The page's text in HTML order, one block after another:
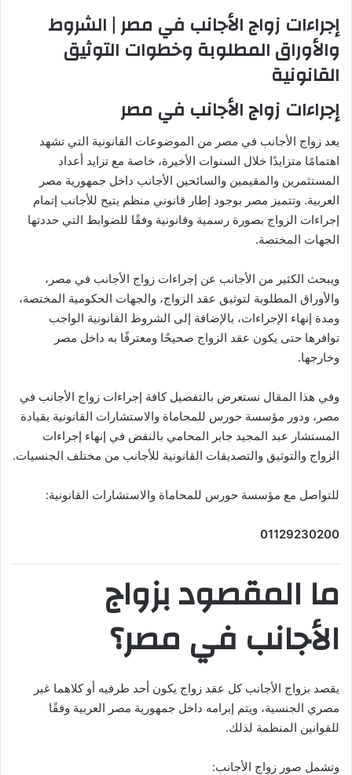
إجراءات زواج الأجانب في مصر | الشروط
والأوراق المطلوبة وخطوات التوثيق
القانونية
إجراءات زواج الأجانب في مصر
يعد زواج الأجانب في مصر من الموضوعات القانونية التي تشهد
اهتمامًا متزايدًا خلال السنوات الأخيرة، خاصة مع تزايد أعداد
المستثمرين والمقيمين والسائحين الأجانب داخل جمهورية مصر
العربية. وتتميز مصر بوجود إطار قانوني منظم يتيح للأجانب إتمام
إجراءات الزواج بصورة رسمية وقانونية وفقًا للضوابط التي حددتها
الجهات المختصة.
ويبحث الكثير من الأجانب عن إجراءات زواج الأجانب في مصر،
والأوراق المطلوبة لتوثيق عقد الزواج، والجهات الحكومية المختصة،
ومدة إنهاء الإجراءات، بالإضافة إلى الشروط القانونية الواجب
توافرها حتى يكون عقد الزواج صحيحًا ومعترفًا به داخل مصر
وخارجها.
وفي هذا المقال نستعرض بالتفصيل كافة إجراءات زواج الأجانب في
مصر، ودور مؤسسة حورس للمحاماة والاستشارات القانونية بقيادة
المستشار عبد المجيد جابر المحامي بالنقض في إنهاء إجراءات
الزواج والتوثيق والتصديقات القانونية للأجانب من مختلف الجنسيات.
للتواصل مع مؤسسة حورس للمحاماة والاستشارات القانونية:
01129230200
ما المقصود بزواج
الأجانب في مصر؟
يقصد بزواج الأجانب كل عقد زواج يكون أحد طرفيه أو كلاهما غير
مصري الجنسية، ويتم إبرامه داخل جمهورية مصر العربية وفقًا
للقوانين المنظمة لذلك.
وتشمل صور زواج الأجانب: